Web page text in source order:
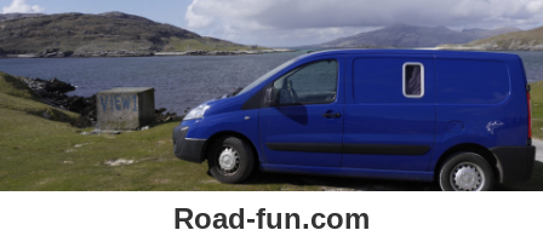
Road-fun.com